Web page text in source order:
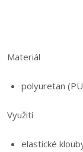
Materiál
polyuretan
Využití
elastické